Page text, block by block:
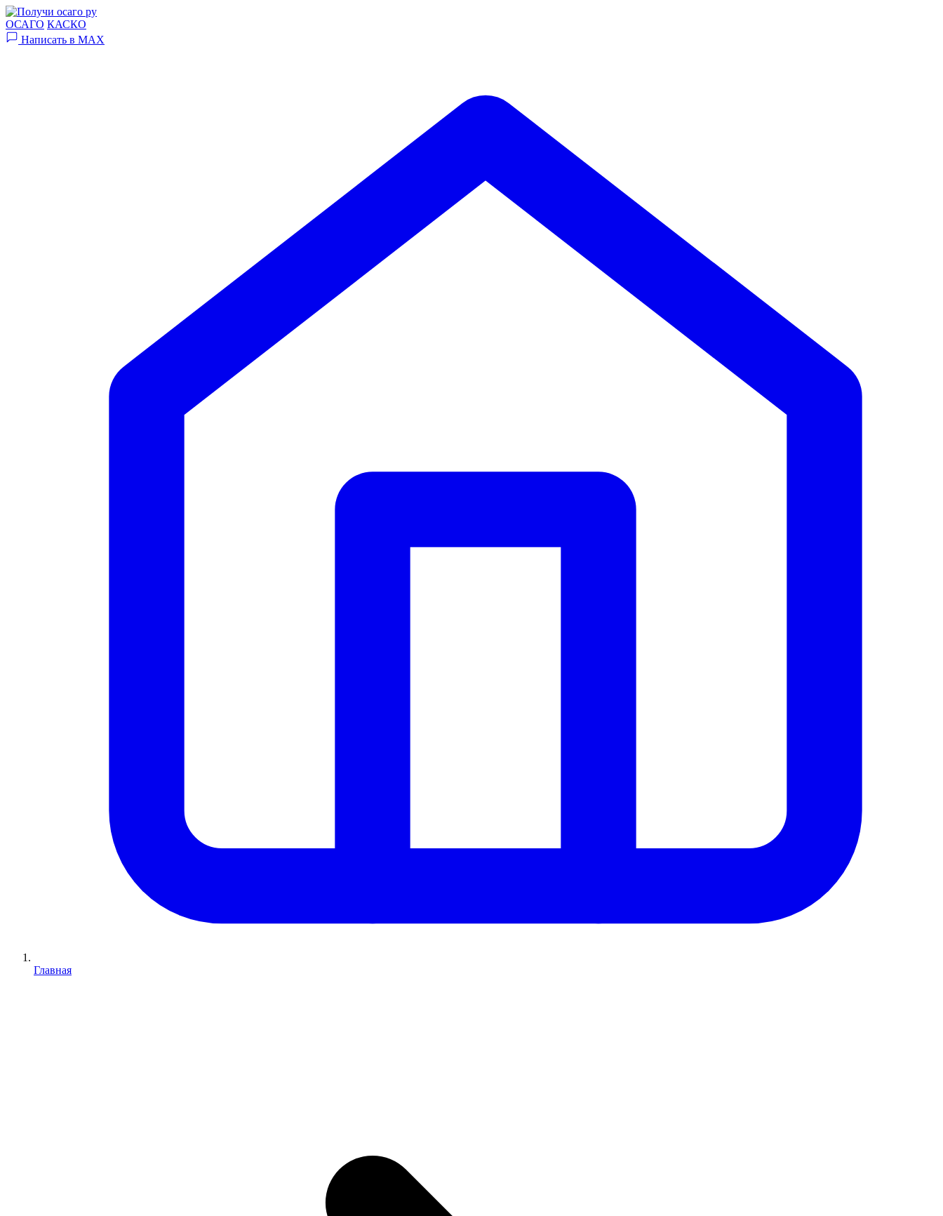
ОСАГО КАСКО
Написать в MAX
Главная